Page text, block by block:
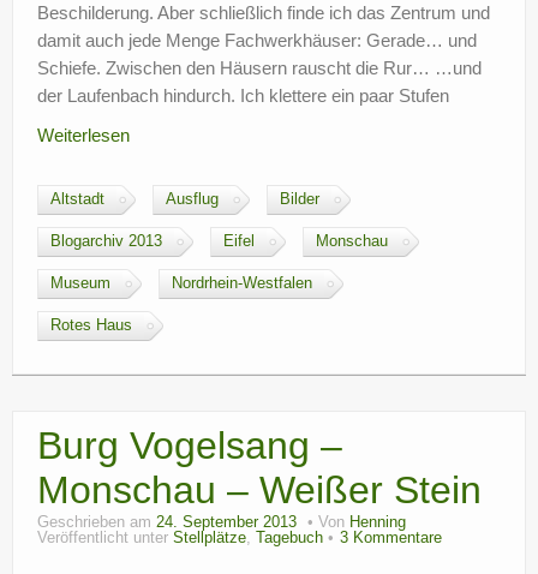
Beschilderung. Aber schließlich finde ich das Zentrum und
damit auch jede Menge Fachwerkhäuser: Gerade… und
Schiefe. Zwischen den Häusern rauscht die Rur… …und
der Laufenbach hindurch. Ich klettere ein paar Stufen
Weiterlesen
Altstadt Ausflug Bilder
Blogarchiv 2013 Eifel Monschau
Museum Nordrhein-Westfalen
Rotes Haus
Burg Vogelsang –
Monschau – Weißer Stein
Geschrieben am 24. September 2013 Von Henning
Veröffentlicht unter Stellplätze, Tagebuch 3 Kommentare